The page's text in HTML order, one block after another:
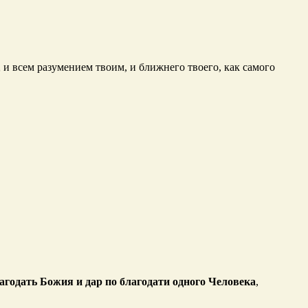
всем разумением твоим, и ближнего твоего, как самого
Божия и дар по благодати одного Человека,